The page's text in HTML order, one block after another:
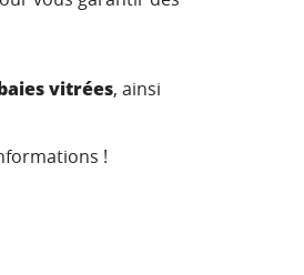
vitrées, ainsi
!